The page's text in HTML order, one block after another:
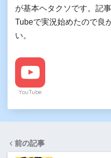
が基本ヘタクソです。記
Tubeで実況始めたので良
い。
YouTube
前の記事